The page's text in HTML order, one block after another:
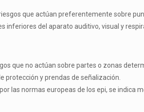
que actúan preferentemente sobre
inferiores del aparato auditivo, visual y
que no actúan sobre partes o zonas
protección y prendas de señalización.
las normas europeas de los epi, se indica